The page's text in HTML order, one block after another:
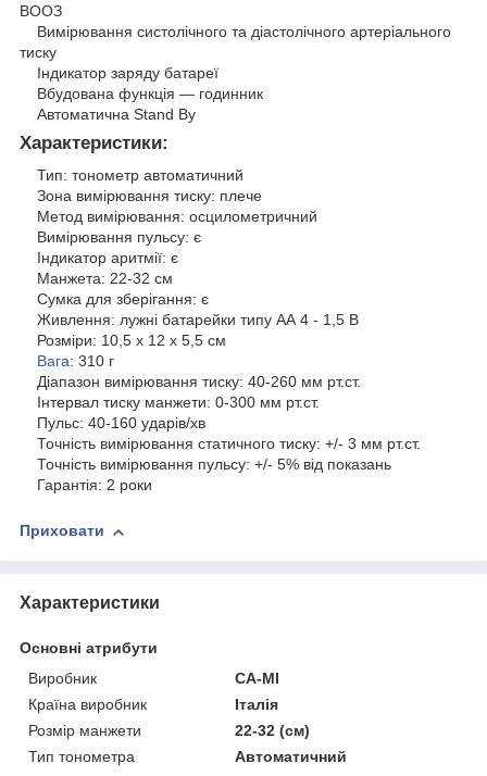
ВООЗ
Вимірювання систолічного та діастолічного артеріального
тиску
Індикатор заряду батареї
Вбудована функція — годинник
Автоматична Stand By
Характеристики:
Тип: тонометр автоматичний
Зона вимірювання тиску: плече
Метод вимірювання: осцилометричний
Вимірювання пульсу: є
Індикатор аритмії: є
Манжета: 22-32 см
Сумка для зберігання: є
Живлення: лужні батарейки типу АА 4 - 1,5 В
Розміри: 10,5 х 12 х 5,5 см
Вага: 310 г
Діапазон вимірювання тиску: 40-260 мм рт.ст.
Інтервал тиску манжети: 0-300 мм рт.ст.
Пульс: 40-160 ударів/хв
Точність вимірювання статичного тиску: +/- 3 мм рт.ст.
Точність вимірювання пульсу: +/- 5% від показань
Гарантія: 2 роки
Приховати
Характеристики
Основні атрибути
Виробник
CA-MI
Країна виробник
Італія
Розмір манжети
22-32 (см)
Тип тонометра
Автоматичний